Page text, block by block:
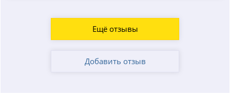
Ещё отзывы
Добавить отзыв